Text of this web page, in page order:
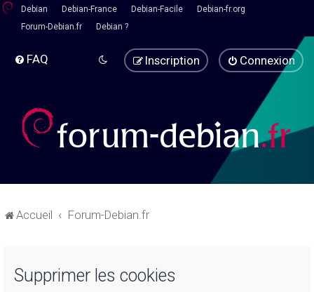
Debian Debian-France Debian-Facile
Debian-fr.org
Forum-Debian.fr
Debian ?
FAQ Connexion
Inscription
Accueil Forum-Debian.fr
Supprimer les cookies